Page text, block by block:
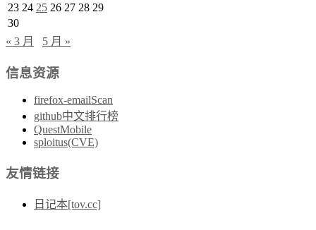
23 24 25 26 27 28 29
30
« 3 月
5 月 »
信息资源
firefox-emailScan
github中文排行榜
QuestMobile
sploitus(CVE)
友情链接
日记本[tov.cc]